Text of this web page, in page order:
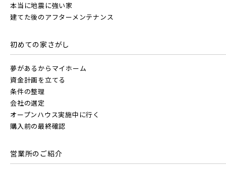
本当に地震に強い家
建てた後のアフターメンテナンス
初めての家さがし
夢があるからマイホーム
資金計画を立てる
条件の整理
会社の選定
オープンハウス実施中に行く
購入前の最終確認
営業所のご紹介